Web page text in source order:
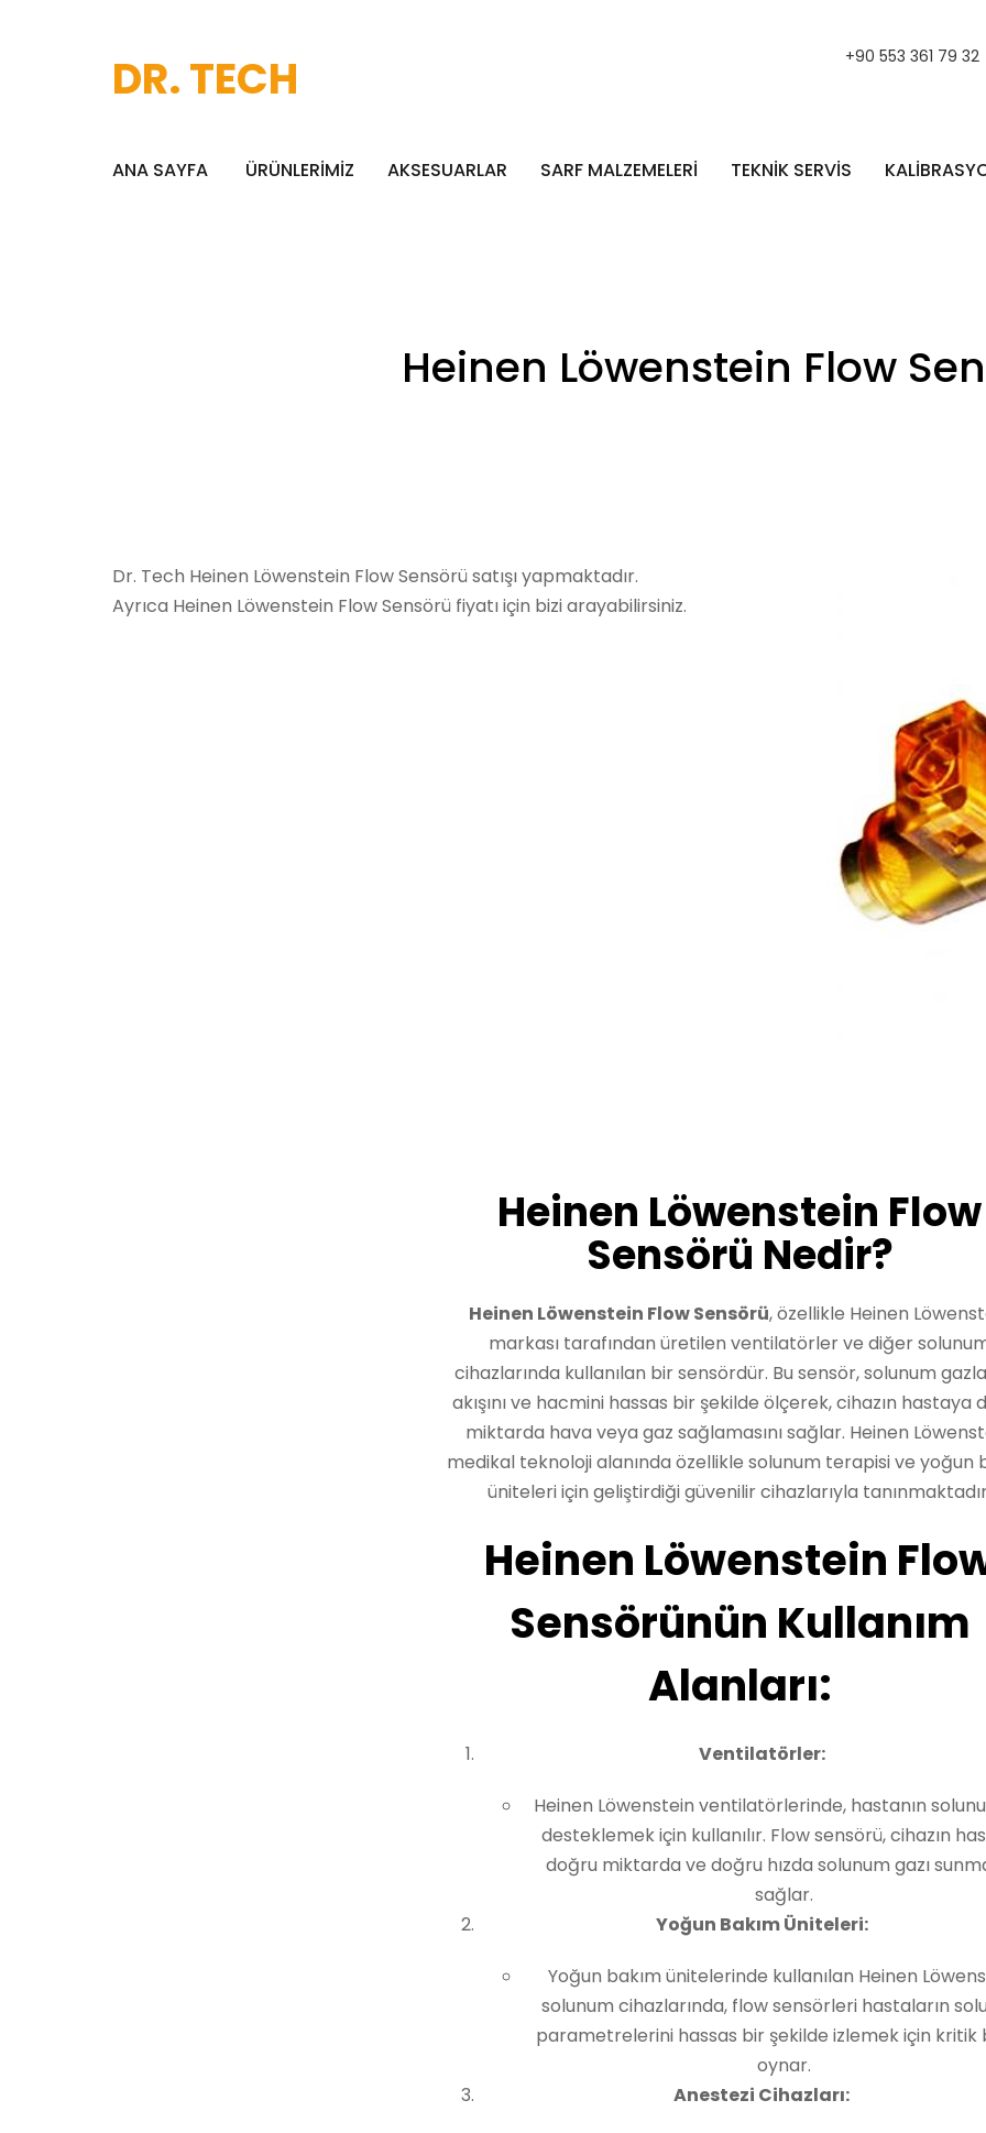
DR. TECH +90 553 361 79 32
ANA SAYFA ÜRÜNLERİMİZ AKSESUARLAR SARF MALZEMELERİ TEKNİK SERVİS
Heinen Löwenstein Flow
Dr. Tech Heinen Löwenstein Flow Sensörü satışı yapmaktadır.
Ayrıca Heinen Löwenstein Flow Sensörü fiyatı için bizi arayabilirsiniz.
Heinen Löwenstein Flow
Sensörü Nedir?
Heinen Löwenstein Flow Sensörü, özellikle Heinen
markası tarafından üretilen ventilatörler ve diğer
cihazlarında kullanılan bir sensördür. Bu sensör, solunum
akışını ve hacmini hassas bir şekilde ölçerek, cihazın hastaya
miktarda hava veya gaz sağlamasını sağlar. Heinen
medikal teknoloji alanında özellikle solunum terapisi ve yoğun
üniteleri için geliştirdiği güvenilir cihazlarıyla
Heinen Löwenstein
Sensörünün Kullanım
Alanları:
Ventilatörler:
Heinen Löwenstein ventilatörlerinde, hastanın
desteklemek için kullanılır. Flow sensörü, cihazın
doğru miktarda ve doğru hızda solunum gazı
sağlar.
Yoğun Bakım Üniteleri:
Yoğun bakım ünitelerinde kullanılan Heinen
solunum cihazlarında, flow sensörleri hastaların
parametrelerini hassas bir şekilde izlemek için kritik
oynar.
Anestezi Cihazları: